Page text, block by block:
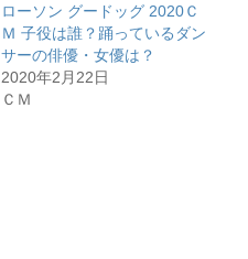
ローソン グードッグ 2020Ｃ
Ｍ 子役は誰？踊っているダン
サーの俳優・女優は？
2020年2月22日
ＣＭ